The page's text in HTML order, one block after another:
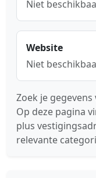
Niet
Website
Niet
Zoek je gegevens
Op deze pagina
plus
relevante